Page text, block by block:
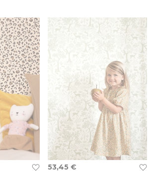
53,45 €